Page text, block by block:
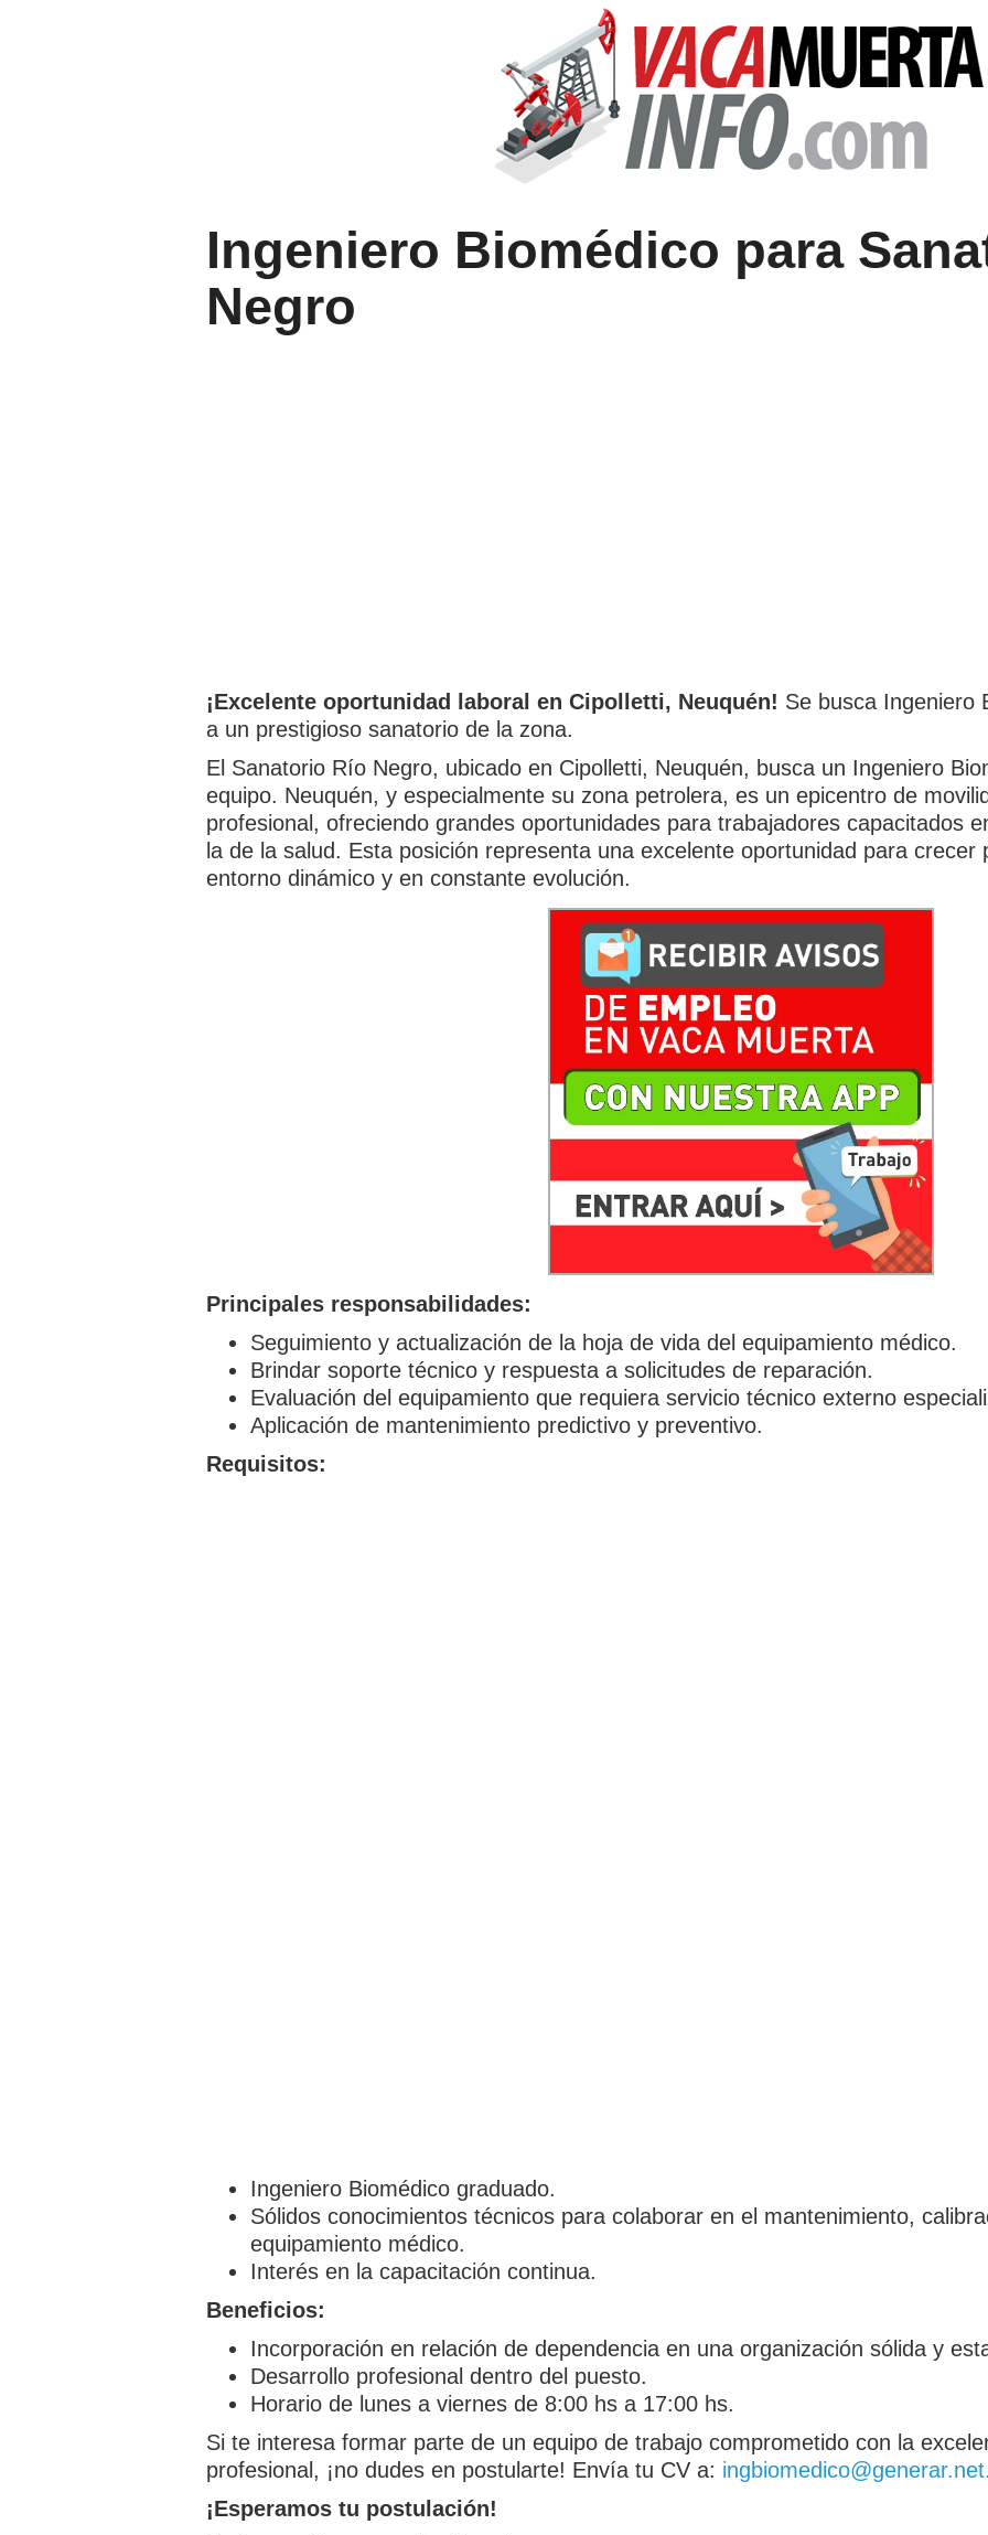
Ingeniero Biomédico para
Negro
¡Excelente oportunidad laboral en Cipolletti, Neuquén! Se busca Ingeniero
a un prestigioso sanatorio de la zona.
El Sanatorio Río Negro, ubicado en Cipolletti, Neuquén, busca un Ingeniero
equipo. Neuquén, y especialmente su zona petrolera, es un epicentro de
profesional, ofreciendo grandes oportunidades para trabajadores capacitados
la de la salud. Esta posición representa una excelente oportunidad para crecer
entorno dinámico y en constante evolución.
Principales responsabilidades:
Seguimiento y actualización de la hoja de vida del equipamiento médico.
Brindar soporte técnico y respuesta a solicitudes de reparación.
Evaluación del equipamiento que requiera servicio técnico externo
Aplicación de mantenimiento predictivo y preventivo.
Requisitos:
Ingeniero Biomédico graduado.
Sólidos conocimientos técnicos para colaborar en el mantenimiento,
equipamiento médico.
Interés en la capacitación continua.
Beneficios:
Incorporación en relación de dependencia en una organización sólida y
Desarrollo profesional dentro del puesto.
Horario de lunes a viernes de 8:00 hs a 17:00 hs.
Si te interesa formar parte de un equipo de trabajo comprometido con la
profesional, ¡no dudes en postularte! Envía tu CV a:
¡Esperamos tu postulación!